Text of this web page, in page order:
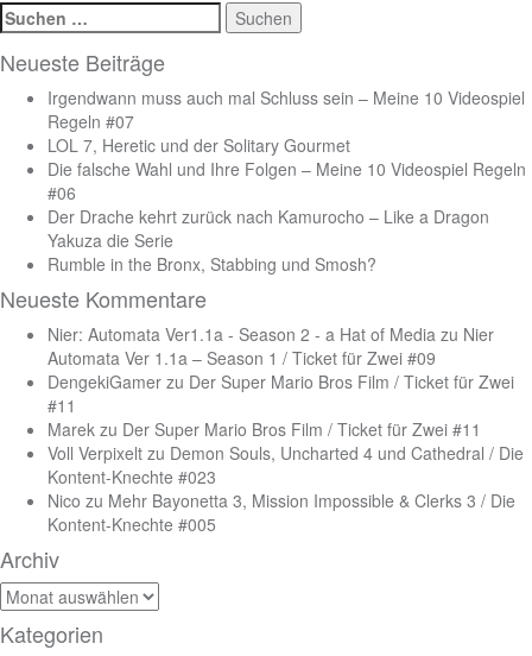
Suchen
nach:
Neueste Beiträge
Irgendwann muss auch mal Schluss sein – Meine 10 Videospiel
Regeln #07
LOL 7, Heretic und der Solitary Gourmet
Die falsche Wahl und Ihre Folgen – Meine 10 Videospiel Regeln
#06
Der Drache kehrt zurück nach Kamurocho – Like a Dragon
Yakuza die Serie
Rumble in the Bronx, Stabbing und Smosh?
Neueste Kommentare
Nier: Automata Ver1.1a - Season 2 - a Hat of Media zu Nier
Automata Ver 1.1a – Season 1 / Ticket für Zwei #09
DengekiGamer zu Der Super Mario Bros Film / Ticket für Zwei
#11
Marek zu Der Super Mario Bros Film / Ticket für Zwei #11
Voll Verpixelt zu Demon Souls, Uncharted 4 und Cathedral / Die
Kontent-Knechte #023
Nico zu Mehr Bayonetta 3, Mission Impossible & Clerks 3 / Die
Kontent-Knechte #005
Archiv
Archiv
Kategorien